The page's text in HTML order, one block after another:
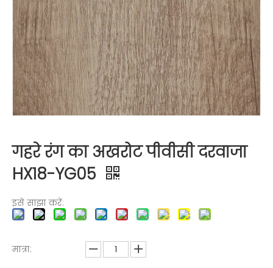
गहरे रंग का अखरोट पीवीसी दरवाजा
HX18-YG05
इसे साझा करें:
मात्रा: